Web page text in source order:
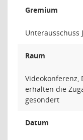
Gremium
Raum
Videokonferenz,
erhalten die
gesondert
Datum